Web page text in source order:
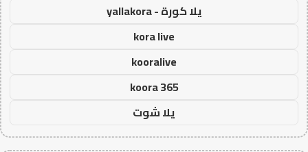
يلا كورة - yallakora
kora live
kooralive
koora 365
يلا شوت